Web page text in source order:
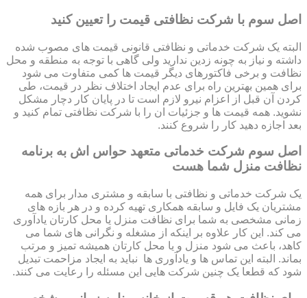
اصل سوم با شرکت نظافتی قیمت را تعیین کنید
البته یک شرکت خدماتی و نظافتی قانونی قیمت های مصوب شده
داشته و نیاز به چونه زدین ندارید ولی گاهی با توجه به منطقه و محل
نظافت و برخی فاکتورهای دیگر قیمت ها کمی متفاوت می شود
برای همین بهترین راه برای عدم ایجاد اختلاف نظر در قیمت، طی
کردن آن قبل از اعزام نیرو لازم است تا در پایان کار دچار مشکل
نشوید. همه قیمت ها و جزئیات ان را با شرکت نظافتی تمام کنید و
بعد اجازه دهید کار را شروع کنند.
اصل سوم شرکت خدماتی متعهد حواس اش به برنامه
نظافت منزل شما هست
یک شرکت خدماتی و نظافتی با سابقه و مشتری مدار برای همه
مشتریان یک فایل و سابقه همکاری تهیه کرده و در هر بازه های
زمانی مشخصی به شما برای نظافت منزل یا محل کارتان یادآوری
می کند. این کار علاوه بر اینکه از مشغله و نگرانی های شما می
کاهد، باعث می شود منزل و یا محل کارتان همیشه تمیز و مرتب
بماند. البته این تماس ها و یادآوری ها نباید به ایجاد مزاحمت تبدیل
شود که قطعا یک چنین شرکت هایی این مسئله را رعایت می کنند.